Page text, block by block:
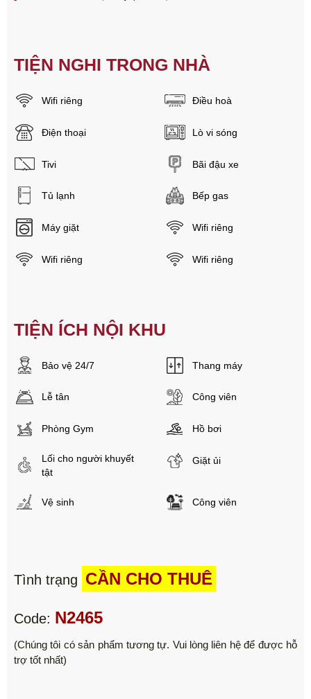
TIỆN NGHI TRONG NHÀ
Wifi riêng Điều hoà
Điện thoại Lò vi sóng
Tivi Bãi đậu xe
Tủ lạnh Bếp gas
Máy giặt Wifi riêng
Wifi riêng Wifi riêng
TIỆN ÍCH NỘI KHU
Bảo vệ 24/7 Thang máy
Lễ tân Công viên
Phòng Gym Hồ bơi
Lối cho người khuyết
tật
Giặt ủi
Vệ sinh Công viên
Tình trạng CẦN CHO THUÊ
Code: N2465
(Chúng tôi có sản phẩm tương tự. Vui lòng liên hệ để được hỗ
trợ tốt nhất)